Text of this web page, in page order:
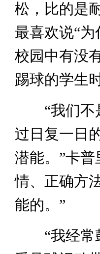
松，比的是
最喜欢说“
校园中有没
踢球的学生
“我们不
过日复一日
潜能。”卡
情、正确方
能的。”
“我经常